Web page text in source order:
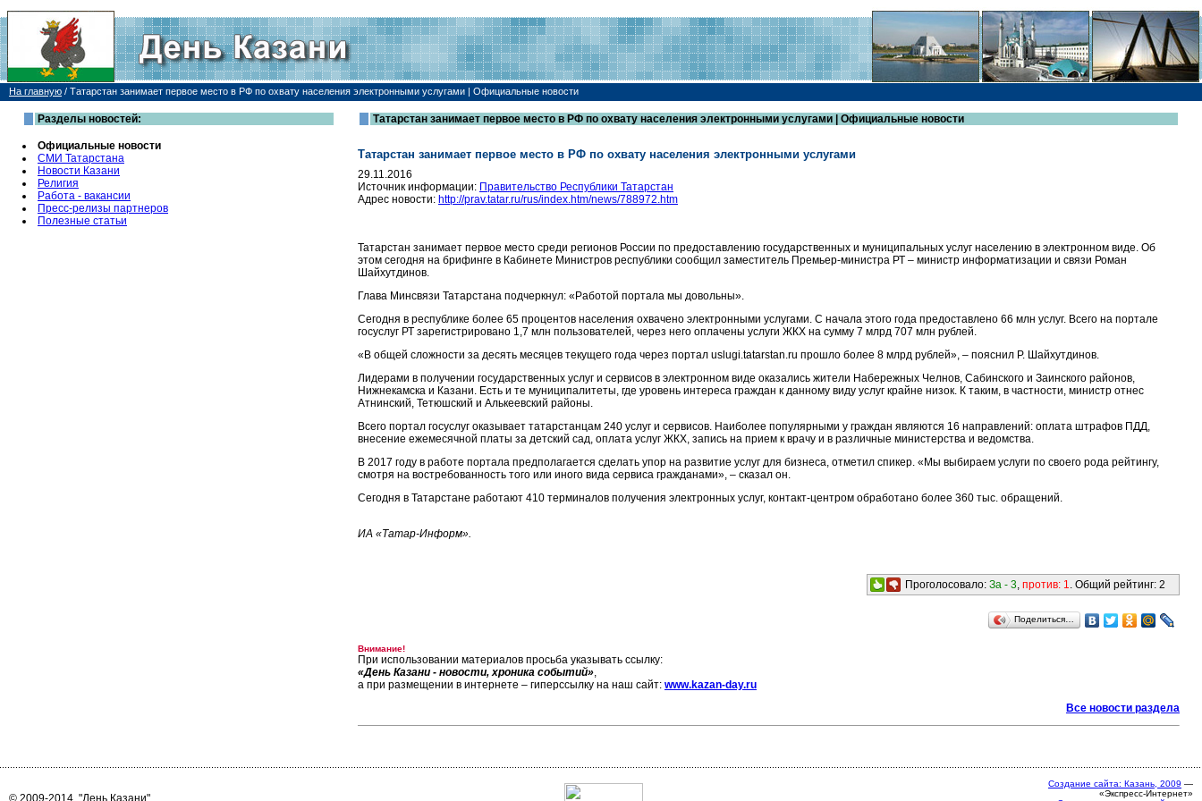
На главную / Татарстан занимает первое место в РФ по охвату населения электронными услугами | Официальные новости
Разделы новостей:
Официальные новости
СМИ Татарстана
Новости Казани
Религия
Работа - вакансии
Пресс-релизы партнеров
Полезные статьи
Татарстан занимает первое место в РФ по охвату населения электронными услугами | Официальные новости
Татарстан занимает первое место в РФ по охвату населения электронными услугами
29.11.2016
Источник информации: Правительство Республики Татарстан
Адрес новости: http://prav.tatar.ru/rus/index.htm/news/788972.htm
Татарстан занимает первое место среди регионов России по предоставлению государственных и муниципальных услуг населению в электронном виде. Об
этом сегодня на брифинге в Кабинете Министров республики сообщил заместитель Премьер-министра РТ – министр информатизации и связи Роман
Шайхутдинов.
Глава Минсвязи Татарстана подчеркнул: «Работой портала мы довольны».
Сегодня в республике более 65 процентов населения охвачено электронными услугами. С начала этого года предоставлено 66 млн услуг. Всего на портале
госуслуг РТ зарегистрировано 1,7 млн пользователей, через него оплачены услуги ЖКХ на сумму 7 млрд 707 млн рублей.
«В общей сложности за десять месяцев текущего года через портал uslugi.tatarstan.ru прошло более 8 млрд рублей», – пояснил Р. Шайхутдинов.
Лидерами в получении государственных услуг и сервисов в электронном виде оказались жители Набережных Челнов, Сабинского и Заинского районов,
Нижнекамска и Казани. Есть и те муниципалитеты, где уровень интереса граждан к данному виду услуг крайне низок. К таким, в частности, министр отнес
Атнинский, Тетюшский и Алькеевский районы.
Всего портал госуслуг оказывает татарстанцам 240 услуг и сервисов. Наиболее популярными у граждан являются 16 направлений: оплата штрафов ПДД,
внесение ежемесячной платы за детский сад, оплата услуг ЖКХ, запись на прием к врачу и в различные министерства и ведомства.
В 2017 году в работе портала предполагается сделать упор на развитие услуг для бизнеса, отметил спикер. «Мы выбираем услуги по своего рода рейтингу,
смотря на востребованность того или иного вида сервиса гражданами», – сказал он.
Сегодня в Татарстане работают 410 терминалов получения электронных услуг, контакт-центром обработано более 360 тыс. обращений.
ИА «Татар-Информ».
Проголосовало: За - 3, против: 1. Общий рейтинг: 2
Поделиться…
Внимание!
При использовании материалов просьба указывать ссылку:
«День Казани - новости, хроника событий»,
а при размещении в интернете – гиперссылку на наш сайт: www.kazan-day.ru
Все новости раздела
© 2009-2014 "День Казани"
Создание сайта: Казань, 2009 —
«Экспресс-Интернет»